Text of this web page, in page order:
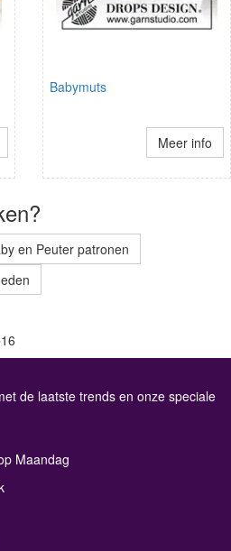
Babymuts
Meer info
en Peuter patronen
de laatste trends en onze speciale
Maandag